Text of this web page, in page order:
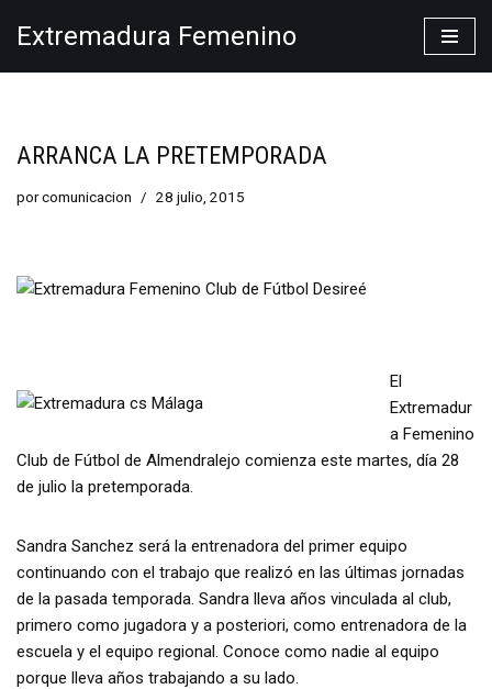
Extremadura Femenino
ARRANCA LA PRETEMPORADA
porcomunicacion 28 julio, 2015
El
Extremadur
a Femenino
Club de Fútbol de Almendralejo comienza este martes, día 28
de julio la pretemporada.
Sandra Sanchez será la entrenadora del primer equipo
continuando con el trabajo que realizó en las últimas jornadas
de la pasada temporada. Sandra lleva años vinculada al club,
primero como jugadora y a posteriori, como entrenadora de la
escuela y el equipo regional. Conoce como nadie al equipo
porque lleva años trabajando a su lado.